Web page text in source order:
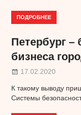
ПОДРОБНЕЕ
Петербург –
бизнеса
17.02.2020
К такому выводу
Системы